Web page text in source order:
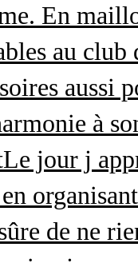
En
au
aussi
à
Le jour j
de ne